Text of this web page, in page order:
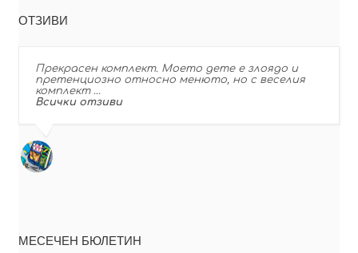
ОТЗИВИ
Прекрасен комплект. Моето дете е злоядо и
претенциозно относно менюто, но с веселия
комплект …
Всички отзиви
МЕСЕЧЕН БЮЛЕТИН